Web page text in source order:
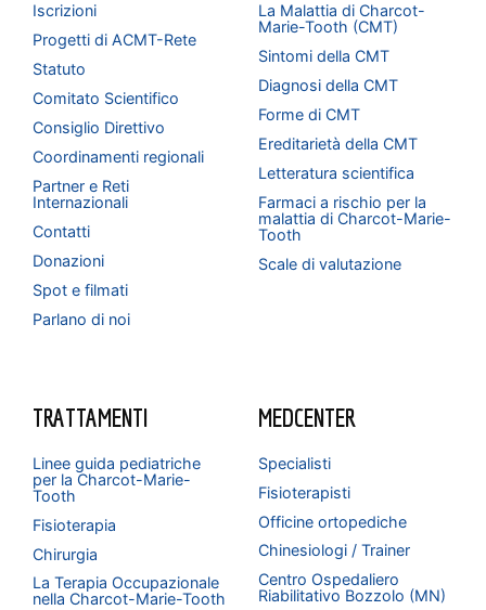
Iscrizioni
Progetti di ACMT-Rete
Statuto
Comitato Scientifico
Consiglio Direttivo
Coordinamenti regionali
Partner e Reti
Internazionali
Contatti
Donazioni
Spot e filmati
Parlano di noi
La Malattia di Charcot-
Marie-Tooth (CMT)
Sintomi della CMT
Diagnosi della CMT
Forme di CMT
Ereditarietà della CMT
Letteratura scientifica
Farmaci a rischio per la
malattia di Charcot-Marie-
Tooth
Scale di valutazione
TRATTAMENTI
Linee guida pediatriche
per la Charcot-Marie-
Tooth
Fisioterapia
Chirurgia
La Terapia Occupazionale
nella Charcot-Marie-Tooth
MEDCENTER
Specialisti
Fisioterapisti
Officine ortopediche
Chinesiologi / Trainer
Centro Ospedaliero
Riabilitativo Bozzolo (MN)